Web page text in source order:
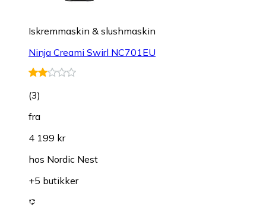
Iskremmaskin & slushmaskin
Ninja Creami Swirl NC701EU
(3)
fra
4 199 kr
hos Nordic Nest
+5 butikker